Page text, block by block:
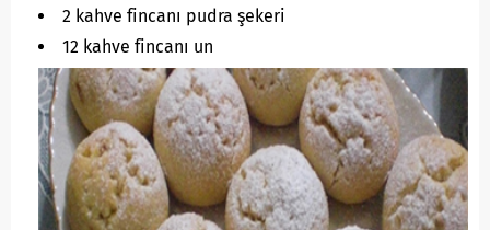
2 kahve fincanı pudra şekeri
12 kahve fincanı un